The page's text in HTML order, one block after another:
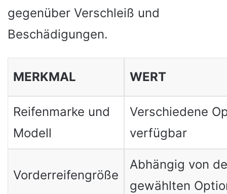
gegenüber Verschleiß und
Beschädigungen.
MERKMAL WERT
Reifenmarke und
Modell
Verschiedene
verfügbar
Vorderreifengröße
Abhängig von
gewählten